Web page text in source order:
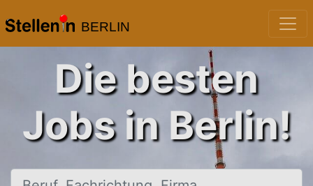
BERLIN
Die besten
Jobs in Berlin!
Beruf, Fachrichtung, Firma